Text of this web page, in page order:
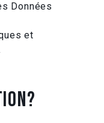
Données
et